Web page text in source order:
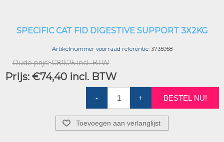
SPECIFIC CAT FID DIGESTIVE SUPPORT 3X2KG
Artikelnummer voorraad referentie: 3735958
Oude prijs: €89,25 incl. BTW
Prijs: €74,40 incl. BTW
- + BESTEL NU!
Toevoegen aan verlanglijst